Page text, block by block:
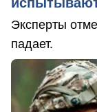
Эксперты
падает.